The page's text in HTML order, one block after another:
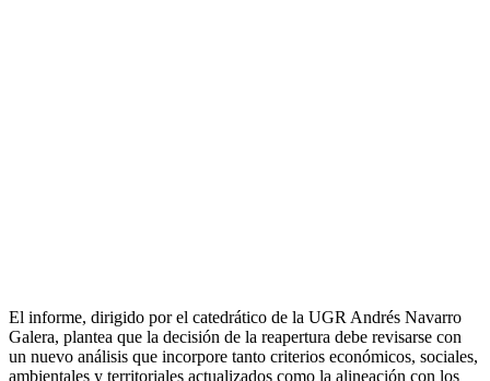
El informe, dirigido por el catedrático de la UGR Andrés Navarro
Galera, plantea que la decisión de la reapertura debe revisarse con
un nuevo análisis que incorpore tanto criterios económicos, sociales,
ambientales y territoriales actualizados como la alineación con los